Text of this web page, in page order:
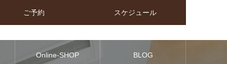
ご予約 スケジュール
Online-SHOP BLOG